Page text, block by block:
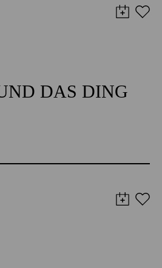
DAS DING